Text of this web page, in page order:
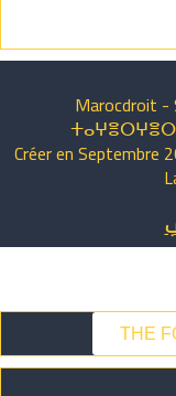
Marocdroit -
Créer en Septembre